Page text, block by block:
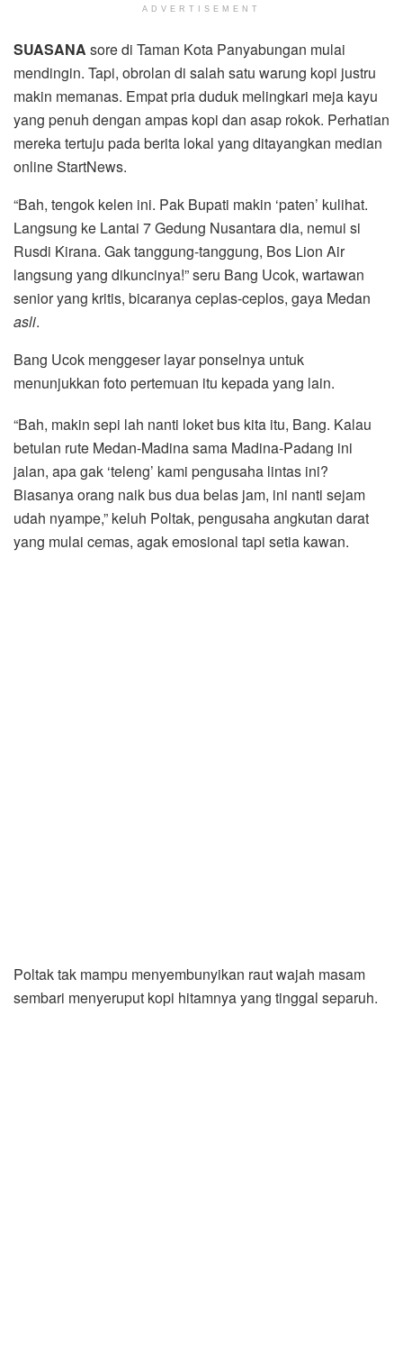
ADVERTISEMENT
SUASANA sore di Taman Kota Panyabungan mulai
mendingin. Tapi, obrolan di salah satu warung kopi justru
makin memanas. Empat pria duduk melingkari meja kayu
yang penuh dengan ampas kopi dan asap rokok. Perhatian
mereka tertuju pada berita lokal yang ditayangkan median
online StartNews.
“Bah, tengok kelen ini. Pak Bupati makin ‘paten’ kulihat.
Langsung ke Lantai 7 Gedung Nusantara dia, nemui si
Rusdi Kirana. Gak tanggung-tanggung, Bos Lion Air
langsung yang dikuncinya!” seru Bang Ucok, wartawan
senior yang kritis, bicaranya ceplas-ceplos, gaya Medan
asli.
Bang Ucok menggeser layar ponselnya untuk
menunjukkan foto pertemuan itu kepada yang lain.
“Bah, makin sepi lah nanti loket bus kita itu, Bang. Kalau
betulan rute Medan-Madina sama Madina-Padang ini
jalan, apa gak ‘teleng’ kami pengusaha lintas ini?
Biasanya orang naik bus dua belas jam, ini nanti sejam
udah nyampe,” keluh Poltak, pengusaha angkutan darat
yang mulai cemas, agak emosional tapi setia kawan.
Poltak tak mampu menyembunyikan raut wajah masam
sembari menyeruput kopi hitamnya yang tinggal separuh.